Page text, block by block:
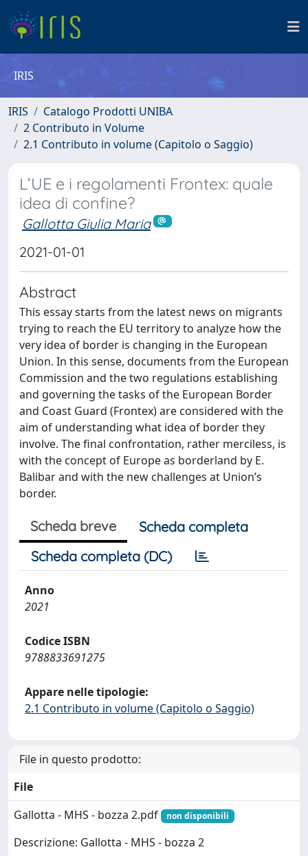
IRIS
IRIS
Catalogo Prodotti UNIBA
2 Contributo in Volume
2.1 Contributo in volume (Capitolo o Saggio)
L’UE e i regolamenti Frontex: quale
idea di confine?
Gallotta Giulia Maria
2021-01-01
Abstract
This essay starts from the latest news on migrants
trying to reach the EU territory to analyze how the
very idea of border is changing in the European
Union. In this sense, documents from the European
Commission and the two regulations establishing
and governing the tasks of the European Border
and Coast Guard (Frontex) are considered with the
aim of understanding what idea of border they
involve. The final confrontation, rather merciless, is
with the concept of Europe as borderland by E.
Balibar and with the new challenges at Union’s
border.
Scheda breve
Scheda completa
Scheda completa (DC)
Anno
2021
Codice ISBN
9788833691275
Appare nelle tipologie:
2.1 Contributo in volume (Capitolo o Saggio)
File in questo prodotto:
File
Gallotta - MHS - bozza 2.pdf
non disponibili
Descrizione: Gallotta - MHS - bozza 2